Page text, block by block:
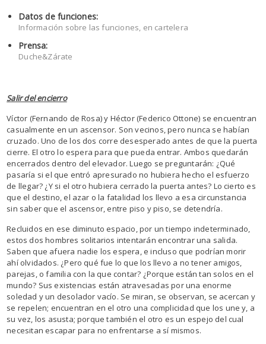
Datos de funciones:
Información sobre las funciones, en cartelera
Prensa:
Duche&Zárate
Salir del encierro
Víctor (Fernando de Rosa) y Héctor (Federico Ottone) se encuentran
casualmente en un ascensor. Son vecinos, pero nunca se habían
cruzado. Uno de los dos corre desesperado antes de que la puerta
cierre. El otro lo espera para que pueda entrar. Ambos quedarán
encerrados dentro del elevador. Luego se preguntarán: ¿Qué
pasaría si el que entró apresurado no hubiera hecho el esfuerzo
de llegar? ¿Y si el otro hubiera cerrado la puerta antes? Lo cierto es
que el destino, el azar o la fatalidad los llevo a esa circunstancia
sin saber que el ascensor, entre piso y piso, se detendría.
Recluidos en ese diminuto espacio, por un tiempo indeterminado,
estos dos hombres solitarios intentarán encontrar una salida.
Saben que afuera nadie los espera, e incluso que podrían morir
ahí olvidados. ¿Pero qué fue lo que los llevo a no tener amigos,
parejas, o familia con la que contar? ¿Porque están tan solos en el
mundo? Sus existencias están atravesadas por una enorme
soledad y un desolador vacío. Se miran, se observan, se acercan y
se repelen; encuentran en el otro una complicidad que los une y, a
su vez, los asusta; porque también el otro es un espejo del cual
necesitan escapar para no enfrentarse a sí mismos.